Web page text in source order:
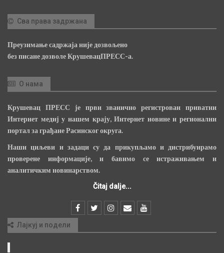
Сва права задржана
Преузимање садржаја није дозвољено
без писане дозволе КрушевацПРЕСС-а.
О нама
Крушевац ПРЕСС је први званично регистрован приватни
Интернет медиј у нашем крају, Интернет новине и регионални
портал за грађане Расинског округа.
Наши циљеви и задаци су да прикупљамо и дистрибуирамо
проверене информације, и бавимо се истраживањем и
аналитичким новинарством.
Čitaj dalje...
Лајкуј и подели